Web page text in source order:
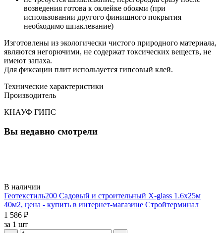
возведения готова к оклейке обоями (при
использовании другого финишного покрытия
необходимо шпаклевание)
Изготовлены из экологически чистого природного материала,
являются негорючими, не содержат токсических веществ, не
имеют запаха.
Для фиксации плит используется гипсовый клей.
Технические характеристики
Производитель
КНАУФ ГИПС
Вы недавно смотрели
В наличии
Геотекстиль200 Садовый и строительный X-glass 1.6х25м
40м2, цена - купить в интернет-магазине Стройтерминал
1 586 ₽
за 1 шт